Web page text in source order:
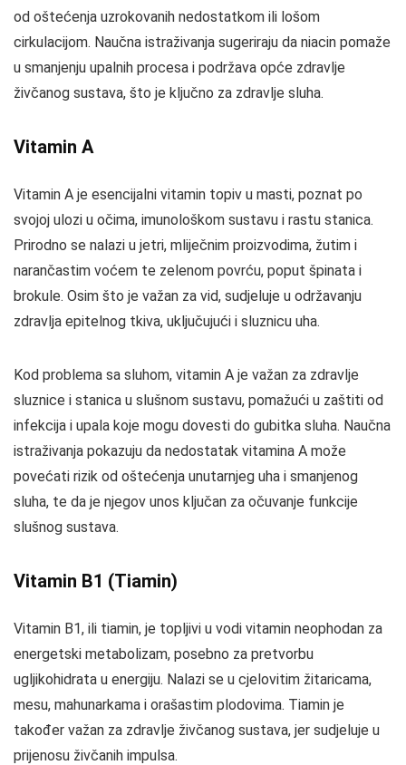
od oštećenja uzrokovanih nedostatkom ili lošom
cirkulacijom. Naučna istraživanja sugeriraju da niacin pomaže
u smanjenju upalnih procesa i podržava opće zdravlje
živčanog sustava, što je ključno za zdravlje sluha.
Vitamin A
Vitamin A je esencijalni vitamin topiv u masti, poznat po
svojoj ulozi u očima, imunološkom sustavu i rastu stanica.
Prirodno se nalazi u jetri, mliječnim proizvodima, žutim i
narančastim voćem te zelenom povrću, poput špinata i
brokule. Osim što je važan za vid, sudjeluje u održavanju
zdravlja epitelnog tkiva, uključujući i sluznicu uha.
Kod problema sa sluhom, vitamin A je važan za zdravlje
sluznice i stanica u slušnom sustavu, pomažući u zaštiti od
infekcija i upala koje mogu dovesti do gubitka sluha. Naučna
istraživanja pokazuju da nedostatak vitamina A može
povećati rizik od oštećenja unutarnjeg uha i smanjenog
sluha, te da je njegov unos ključan za očuvanje funkcije
slušnog sustava.
Vitamin B1 (Tiamin)
Vitamin B1, ili tiamin, je topljivi u vodi vitamin neophodan za
energetski metabolizam, posebno za pretvorbu
ugljikohidrata u energiju. Nalazi se u cjelovitim žitaricama,
mesu, mahunarkama i orašastim plodovima. Tiamin je
također važan za zdravlje živčanog sustava, jer sudjeluje u
prijenosu živčanih impulsa.